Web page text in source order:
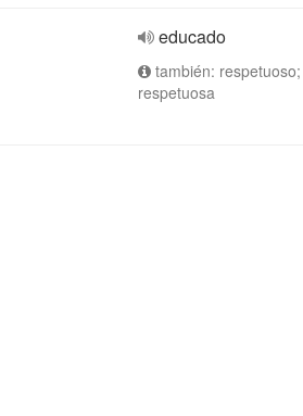
educado
también:
respetuosa